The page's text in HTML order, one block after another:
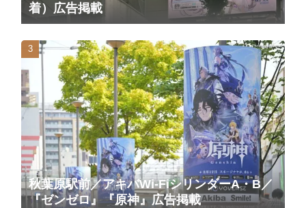
着）広告掲載
秋葉原駅前／アキバWi-FiシリンダーA・B／
『ゼンゼロ』『原神』広告掲載